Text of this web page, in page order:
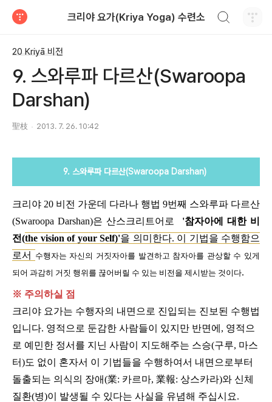
크리야 요가(Kriya Yoga) 수련소
20 Kriyā 비전
9. 스와루파 다르산(Swaroopa
Darshan)
聖枝 2013. 7. 26. 10:42
9. 스와루파 다르산(Swaroopa Darshan)
크리야 20 비전 가운데 다라나 행법 9번째 스와루파 다르산
(Swaroopa Darshan)은 산스크리트어로 '참자아에 대한 비
전(the vision of your Self)'을 의미한다. 이 기법을 수행함으
로서
수행자는 자신의 거짓자아를 발견하고 참자아를 관상할 수 있게
되어 과감히 거짓 행위를 끊어버릴 수 있는 비전을 제시받는 것이다.
※ 주의하실 점
크리야 요가는 수행자의 내면으로 진입되는 진보된 수행법
입니다. 영적으로 둔감한 사람들이 있지만 반면에, 영적으
로 예민한 정서를 지닌 사람이 지도해주는 스승(구루, 마스
터)도 없이 혼자서 이 기법들을 수행하여서 내면으로부터
돌출되는 의식의 장애(業: 카르마, 業報: 상스카라)와 신체
질환(병)이 발생될 수 있다는 사실을 유념해 주십시요.